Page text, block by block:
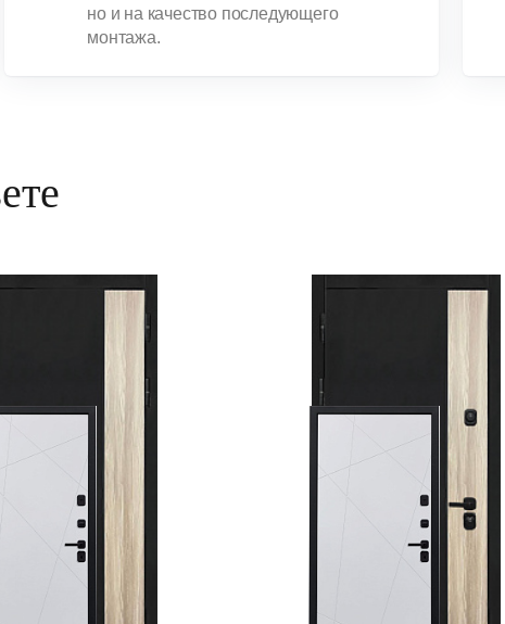
но и на качество последующего
монтажа.